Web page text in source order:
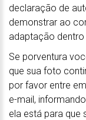
declaração de
demonstrar ao
adaptação
Se porventura
que sua foto
por favor entre
e-mail,
ela está para que